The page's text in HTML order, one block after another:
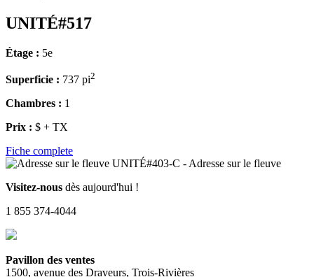
UNITÉ#517
Étage : 5e
Superficie : 737 pi2
Chambres : 1
Prix : $ + TX
Fiche complete
Visitez-nous dès aujourd'hui !
1 855 374-4044
Pavillon des ventes
1500, avenue des Draveurs, Trois-Rivières